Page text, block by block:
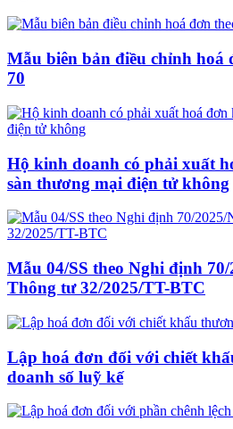
Mẫu biên bản điều chỉnh hoá
70
Hộ kinh doanh có phải xuất
sàn thương mại điện tử không
Mẫu 04/SS theo Nghi định
Thông tư 32/2025/TT-BTC
Lập hoá đơn đối với chiết
doanh số luỹ kế